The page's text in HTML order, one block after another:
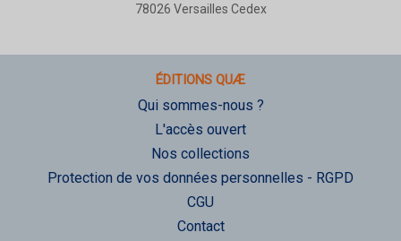
78026 Versailles Cedex
ÉDITIONS QUÆ
Qui sommes-nous ?
L'accès ouvert
Nos collections
Protection de vos données personnelles - RGPD
CGU
Contact